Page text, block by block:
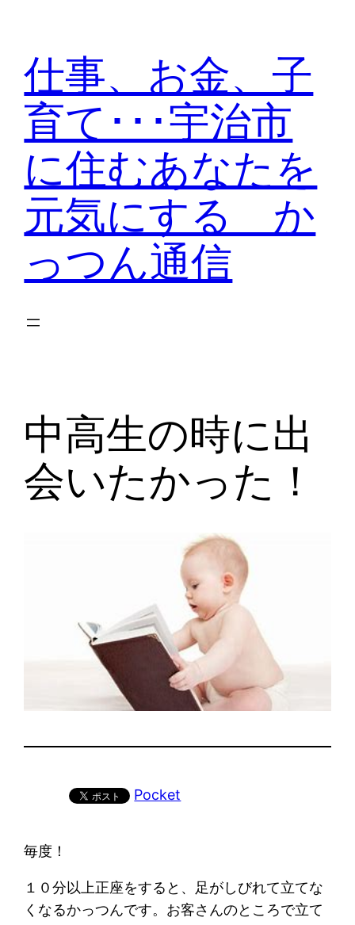
仕事、お金、子
育て･･･宇治市
に住むあなたを
元気にする か
っつん通信
中高生の時に出
会いたかった！
Pocket
毎度！
１０分以上正座をすると、足がしびれて立てな
くなるかっつんです。お客さんのところで立て